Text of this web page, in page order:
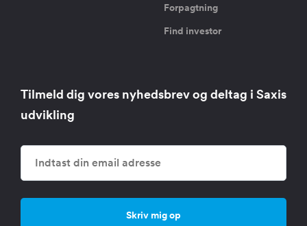
Forpagtning
Find investor
Tilmeld dig vores nyhedsbrev og deltag i Saxis
udvikling